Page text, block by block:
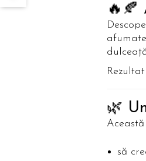
🔥🍂
🌿
să